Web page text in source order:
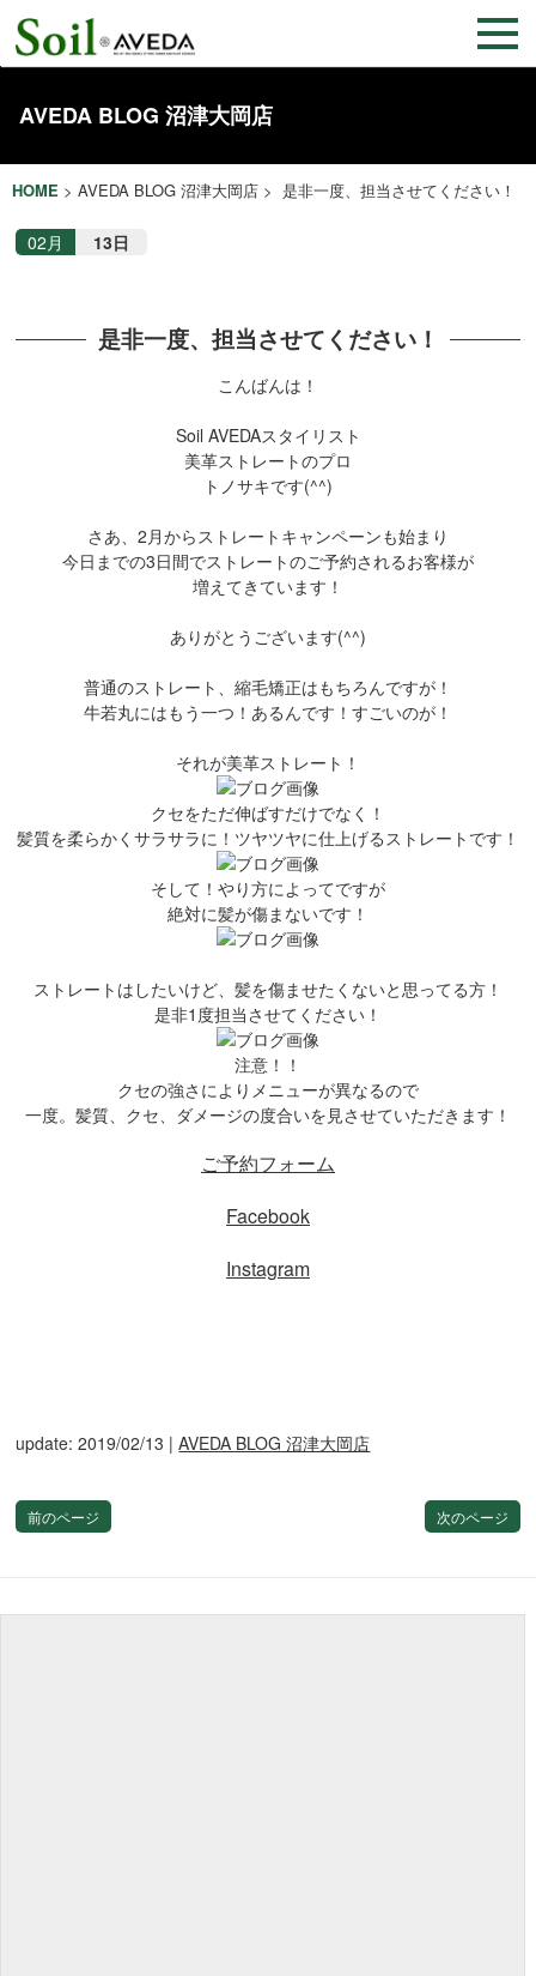
AVEDA BLOG 沼津大岡店
HOME > AVEDA BLOG 沼津大岡店 > 是非一度、担当させてください！
02月 13日
是非一度、担当させてください！
こんばんは！
Soil AVEDAスタイリスト
美革ストレートのプロ
トノサキです(^^)
さあ、2月からストレートキャンペーンも始まり
今日までの3日間でストレートのご予約されるお客様が
増えてきています！
ありがとうございます(^^)
普通のストレート、縮毛矯正はもちろんですが！
牛若丸にはもう一つ！あるんです！すごいのが！
それが美革ストレート！
クセをただ伸ばすだけでなく！
髪質を柔らかくサラサラに！ツヤツヤに仕上げるストレートです！
そして！やり方によってですが
絶対に髪が傷まないです！
ストレートはしたいけど、髪を傷ませたくないと思ってる方！
是非1度担当させてください！
注意！！
クセの強さによりメニューが異なるので
一度。髪質、クセ、ダメージの度合いを見させていただきます！
ご予約フォーム
Facebook
Instagram
update: 2019/02/13 |AVEDA BLOG 沼津大岡店
前のページ 次のページ